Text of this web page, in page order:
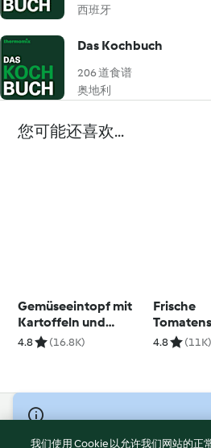
西班牙
Das Kochbuch
206 道食谱
奥地利
您可能还喜欢...
Gemüseeintopf mit
Kartoffeln und
Würstchen
4.8 (16.8K)
Frische
4.8 (11K)
© Copyright 2021-2023 福维克信息科
2026
我们使用 Cookie 以允许我们网站的正